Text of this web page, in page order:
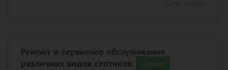
Ремонт и сервисное обслуживание
различных видов септиков.